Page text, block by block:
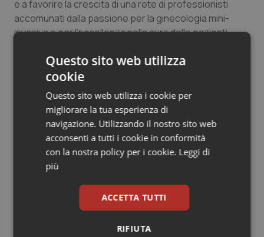
Salute orale & impianti
Tiroide
Tumore al seno
Tumore ovarico
Tumori del Polmone & Testa Collo
Tumori gastrointestinali
Ulcera & Reflusso
e a favorire la crescita di una rete di professionisti
accomunati dalla passione per la ginecologia mini-
invasiva e per l’eccellenza nella cura delle pazienti.
17 Giugno 2026
Potrebbe interessarti in
Questo sito web utilizza
cookie
Questo sito web utilizza i cookie per
migliorare la tua esperienza di
navigazione. Utilizzando il nostro sito web
acconsenti a tutti i cookie in conformità
con la nostra policy per i cookie. Leggi di
più
ACCETTA TUTTI
RIFIUTA